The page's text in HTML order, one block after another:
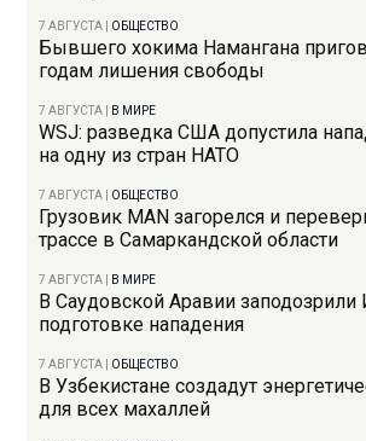
7 АВГУСТА ОБЩЕСТВО
Бывшего хокима Намангана
годам лишения свободы
7 АВГУСТА В МИРЕ
WSJ: разведка США допустила
на одну из стран НАТО
7 АВГУСТА ОБЩЕСТВО
Грузовик MAN загорелся и
трассе в Самаркандской области
7 АВГУСТА В МИРЕ
В Саудовской Аравии заподозрили
подготовке нападения
7 АВГУСТА ОБЩЕСТВО
В Узбекистане создадут
для всех махаллей